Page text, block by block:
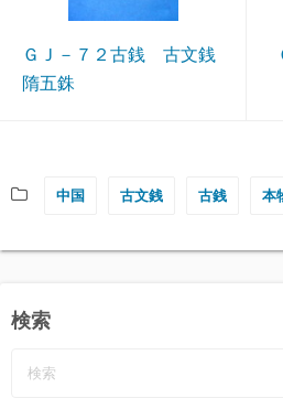
ＧＪ－７２古銭 古文銭
隋五銖
中国 古文銭 古銭 本
検索